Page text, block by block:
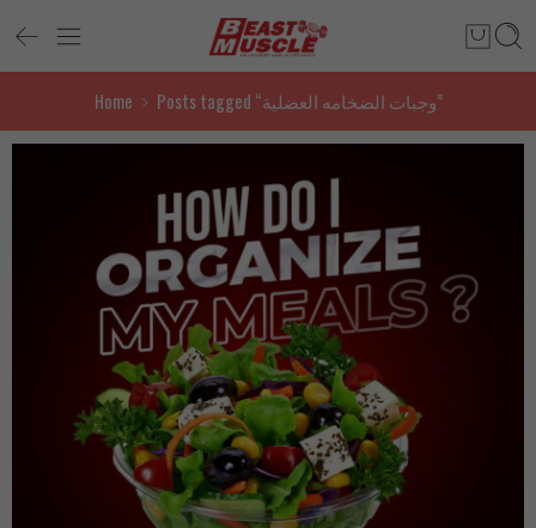
Home Posts tagged “وجبات الضخامه العضلية”